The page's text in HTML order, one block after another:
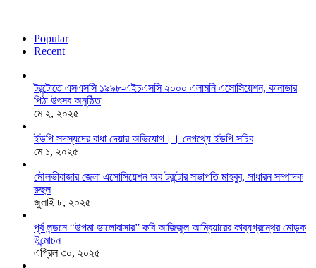
Popular
Recent
টরন্টোতে এসএসসি ১৯৯৮-এইচএসসি ২০০০ এলামনি এসোসিয়েশন, কানাডার
পিঠা উৎসব অনুষ্ঠিত
মে ২, ২০২৫
ইউপি সদস্যদের বাধা দেয়ার অভিযোগ।। নেপথ্যে ইউপি সচিব
মে ১, ২০২৫
মৌলভীবাজার জেলা এসোসিয়েশন অব টরন্টোর সভাপতি মাহবুব, সাধারন সম্পাদক
রুহুল
জুলাই ৮, ২০২৫
পূর্ব লন্ডনে “উপমা ভালোবাসার” কবি আজিজুল আম্বিয়ারের কাব্যগ্রন্থের মোড়ক
উন্মোচন
এপ্রিল ৩০, ২০২৫